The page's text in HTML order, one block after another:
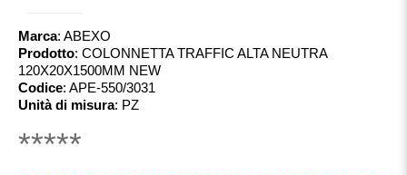
Marca: ABEXO
Prodotto: COLONNETTA TRAFFIC ALTA NEUTRA
120X20X1500MM NEW
Codice: APE-550/3031
Unità di misura: PZ
*****